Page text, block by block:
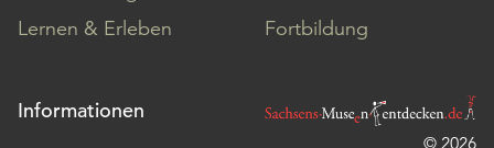
Lernen & Erleben
Fortbildung
Informationen
© 2026